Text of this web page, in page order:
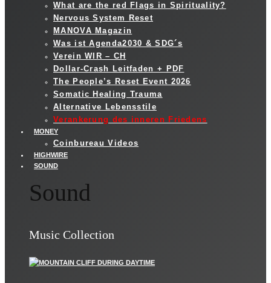
What are the red Flags in Spirituality?
Nervous System Reset
MANOVA Magazin
Was ist Agenda2030 & SDG´s
Verein WIR – CH
Dollar-Crash Leitfaden + PDF
The People’s Reset Event 2026
Somatic Healing Trauma
Alternative Lebensstile
Verankerung des inneren Friedens
MONEY
Coinbureau Videos
HIGHWIRE
SOUND
Sound
Music Collection